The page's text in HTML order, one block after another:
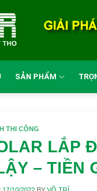
SẢN PHẨM
THI CÔNG
LẮP
– TIỀN